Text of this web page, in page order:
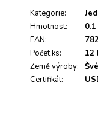
Kategorie:
Hmotnost:
EAN:
Počet ks:
12
Země výroby:
Certifikát: